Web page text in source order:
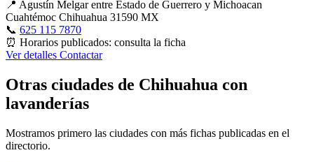
📍 Agustín Melgar entre Estado de Guerrero y Michoacan
Cuahtémoc Chihuahua 31590 MX
📞 625 115 7870
⏰ Horarios publicados: consulta la ficha
Ver detalles Contactar
Otras ciudades de Chihuahua con
lavanderías
Mostramos primero las ciudades con más fichas publicadas en el
directorio.